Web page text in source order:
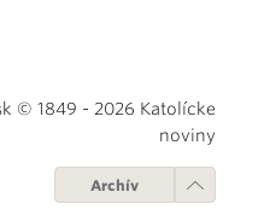
© 1849 - 2026 Katolícke
noviny
Archív